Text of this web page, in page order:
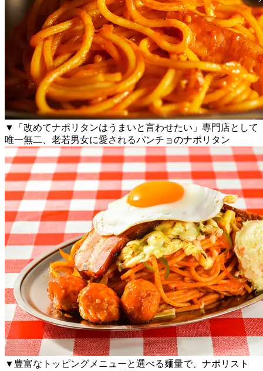
▼「改めてナポリタンはうまいと言わせたい」専門店として
唯一無二、老若男女に愛されるパンチョのナポリタン
▼豊富なトッピングメニューと選べる麺量で、ナポリスト